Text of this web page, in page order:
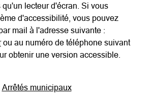
lecteur d'écran. Si vous
d'accessibilité, vous pouvez
mail à l'adresse suivante :
ou au numéro de téléphone suivant
obtenir une version accessible.
Arrêtés municipaux